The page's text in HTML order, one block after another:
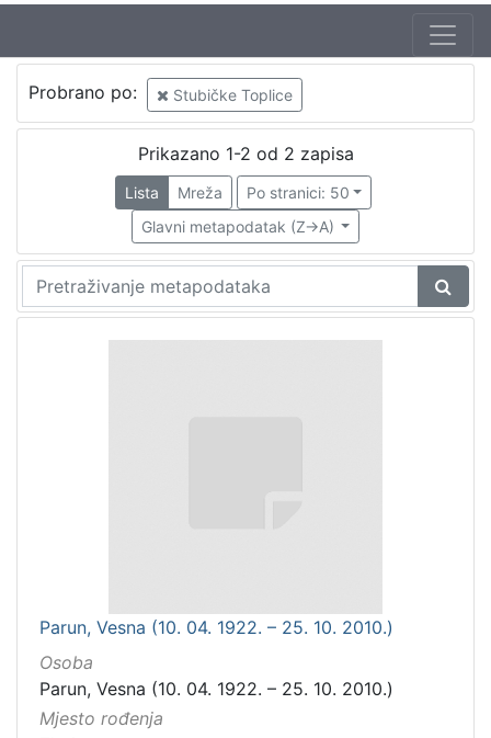
Probrano po: Stubičke Toplice
Prikazano 1-2 od 2 zapisa
Lista Mreža
Po stranici: 50
Glavni metapodatak (Z->A)
Parun, Vesna (10. 04. 1922. – 25. 10. 2010.)
Osoba
Parun, Vesna (10. 04. 1922. – 25. 10. 2010.)
Mjesto rođenja